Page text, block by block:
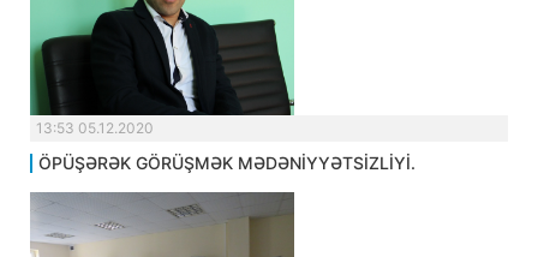
13:53 05.12.2020
ÖPÜŞƏRƏK GÖRÜŞMƏK MƏDƏNİYYƏTSİZLİYİ.